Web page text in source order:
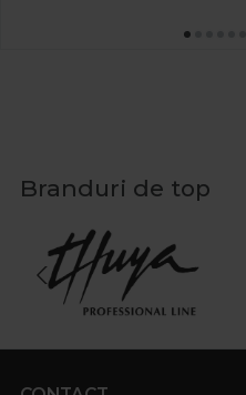
Branduri de top